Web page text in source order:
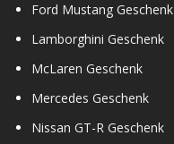
Ford Mustang Geschenk
Lamborghini Geschenk
McLaren Geschenk
Mercedes Geschenk
Nissan GT-R Geschenk